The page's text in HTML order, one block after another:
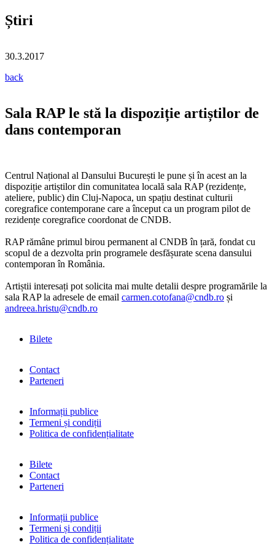
Știri
30.3.2017
back
Sala RAP le stă la dispoziție artiștilor de
dans contemporan
Centrul Național al Dansului București le pune și în acest an la
dispoziție artiștilor din comunitatea locală sala RAP (rezidențe,
ateliere, public) din Cluj-Napoca, un spațiu destinat culturii
coregrafice contemporane care a început ca un program pilot de
rezidențe coregrafice coordonat de CNDB.
RAP rămâne primul birou permanent al CNDB în țară, fondat cu
scopul de a dezvolta prin programele desfășurate scena dansului
contemporan în România.
Artiștii interesați pot solicita mai multe detalii despre programările la
sala RAP la adresele de email carmen.cotofana@cndb.ro și
andreea.hristu@cndb.ro
Bilete
Contact
Parteneri
Informații publice
Termeni și condiții
Politica de confidențialitate
Bilete
Contact
Parteneri
Informații publice
Termeni și condiții
Politica de confidențialitate